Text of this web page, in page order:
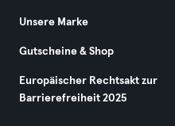
Unsere Marke
Gutscheine & Shop
Europäischer Rechtsakt zur
Barrierefreiheit 2025